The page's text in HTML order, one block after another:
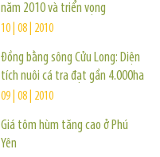
năm 2010 và triển vọng
10 | 08 | 2010
Đồng bằng sông Cửu Long: Diện
tích nuôi cá tra đạt gần 4.000ha
09 | 08 | 2010
Giá tôm hùm tăng cao ở Phú
Yên